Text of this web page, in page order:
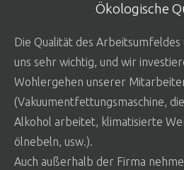
Ökologische
Die Qualität des
uns sehr wichtig, und wir
Wohlergehen unserer
(Vakuumentfettungsmaschine,
Alkohol arbeitet, klimatisierte
ölnebeln, usw.).
Auch außerhalb der Firma